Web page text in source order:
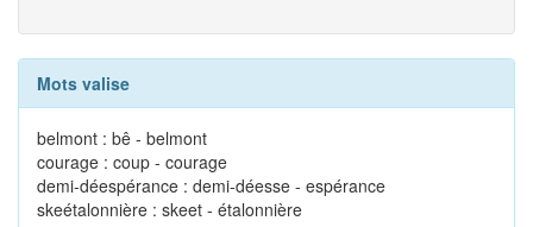
Mots valise
belmont : bê - belmont
courage : coup - courage
demi-déespérance : demi-déesse - espérance
skeétalonnière : skeet - étalonnière